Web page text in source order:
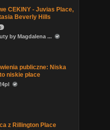
CEKINY - Juvias Place,
Beverly Hills
by Magdalena ...
publiczne: Niska
niskie płace
z Rillington Place